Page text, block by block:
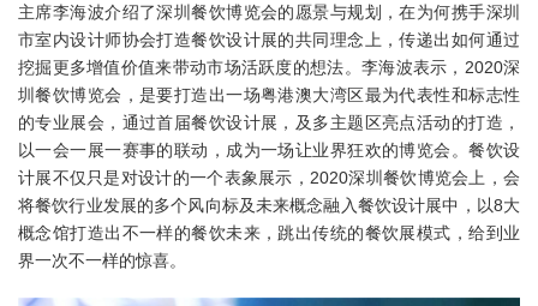
主席李海波介绍了深圳餐饮博览会的愿景与规划，在为何携手深圳
市室内设计师协会打造餐饮设计展的共同理念上，传递出如何通过
挖掘更多增值价值来带动市场活跃度的想法。李海波表示，2020深
圳餐饮博览会，是要打造出一场粤港澳大湾区最为代表性和标志性
的专业展会，通过首届餐饮设计展，及多主题区亮点活动的打造，
以一会一展一赛事的联动，成为一场让业界狂欢的博览会。餐饮设
计展不仅只是对设计的一个表象展示，2020深圳餐饮博览会上，会
将餐饮行业发展的多个风向标及未来概念融入餐饮设计展中，以8大
概念馆打造出不一样的餐饮未来，跳出传统的餐饮展模式，给到业
界一次不一样的惊喜。